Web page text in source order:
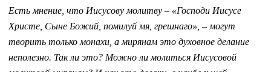
Есть мнение, что Иисусову молитву – «Господи Иисусе
Христе, Сыне Божий, помилуй мя, грешнаго», – могут
творить только монахи, а мирянам это духовное делание
неполезно. Так ли это? Можно ли молиться Иисусовой